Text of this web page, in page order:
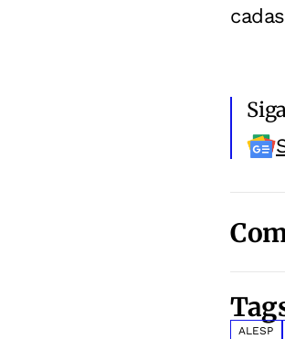
ALESP